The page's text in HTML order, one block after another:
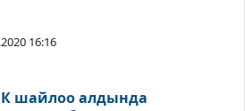
16:16
шайлоо алдында